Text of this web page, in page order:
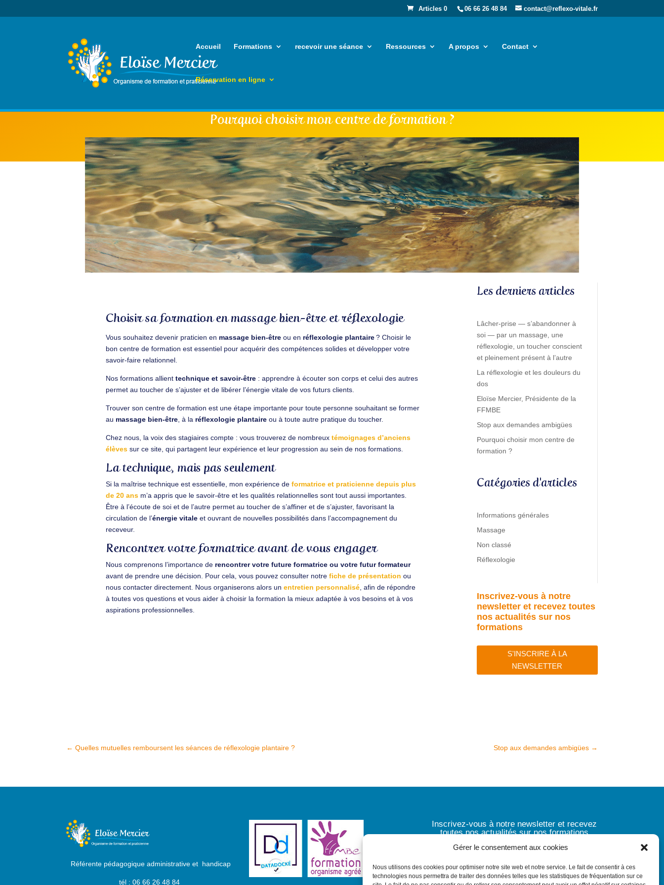
Gérer le consentement aux cookies
Nous utilisons des cookies pour optimiser notre site web et notre service. Le fait de consentir à ces
technologies nous permettra de traiter des données telles que les statistiques de fréquentation sur ce
06 66 26 48 84 contact@reflexo-vitale.fr
Articles 0
Accueil Formations recevoir une séance Ressources A propos Contact
Réservation en ligne
Pourquoi choisir mon centre de formation ?
Choisir sa formation en massage bien-être et réflexologie
Vous souhaitez devenir praticien en massage bien-être ou en réflexologie plantaire? Choisir le
bon centre de formation est essentiel pour acquérir des compétences solides et développer votre
savoir-faire relationnel.
Nos formations allienttechnique et savoir-être : apprendre à écouter son corps et celui des autres
permet au toucher de s’ajuster et de libérer l’énergie vitale de vos futurs clients.
Trouver son centre de formation est une étape importante pour toute personne souhaitant se former
au massage bien-être , à la réflexologie plantaire ou à toute autre pratique du toucher.
Chez nous, la voix des stagiaires compte : vous trouverez de nombreuxtémoignages d’anciens
élèves sur ce site, qui partagent leur expérience et leur progression au sein de nos formations.
La technique, mais pas seulement
Si la maîtrise technique est essentielle, mon expérience deformatrice et praticienne depuis plus
de 20 ans m’a appris que le savoir-être et les qualités relationnelles sont tout aussi importantes.
Être à l’écoute de soi et de l’autre permet au toucher de s’affiner et de s’ajuster, favorisant la
circulation de l’énergie vitale et ouvrant de nouvelles possibilités dans l’accompagnement du
receveur.
Rencontrer votre formatrice avant de vous engager
Nous comprenons l’importance de rencontrer votre future formatrice ou votre futur formateur
avant de prendre une décision. Pour cela, vous pouvez consulter notrefiche de présentation ou
nous contacter directement. Nous organiserons alors unentretien personnalisé , afin de répondre
à toutes vos questions et vous aider à choisir la formation la mieux adaptée à vos besoins et à vos
aspirations professionnelles.
Les derniers articles
Lâcher-prise — s’abandonner à
soi — par un massage, une
réflexologie, un toucher conscient
et pleinement présent à l’autre
La réflexologie et les douleurs du
dos
Eloïse Mercier, Présidente de la
FFMBE
Stop aux demandes ambigües
Pourquoi choisir mon centre de
formation ?
Catégories d'articles
Informations générales
Massage
Non classé
Réflexologie
Inscrivez-vous à notre
newsletter etrecevez toutes
nos actualités sur nos
formations
S'INSCRIRE À LA
NEWSLETTER
←Quelles mutuelles remboursent les séances de réflexologie plantaire ? Stop aux demandes ambigües→
Référente pédagogique administrative et handicap
tél : 06 66 26 48 84
Inscrivez-vous à notre newsletter et recevez
toutes nos actualités sur nos formations